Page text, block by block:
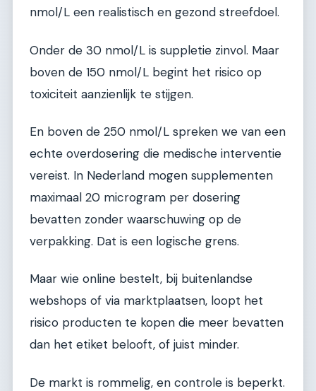
nmol/L een realistisch en gezond streefdoel.
Onder de 30 nmol/L is suppletie zinvol. Maar
boven de 150 nmol/L begint het risico op
toxiciteit aanzienlijk te stijgen.
En boven de 250 nmol/L spreken we van een
echte overdosering die medische interventie
vereist. In Nederland mogen supplementen
maximaal 20 microgram per dosering
bevatten zonder waarschuwing op de
verpakking. Dat is een logische grens.
Maar wie online bestelt, bij buitenlandse
webshops of via marktplaatsen, loopt het
risico producten te kopen die meer bevatten
dan het etiket belooft, of juist minder.
De markt is rommelig, en controle is beperkt.